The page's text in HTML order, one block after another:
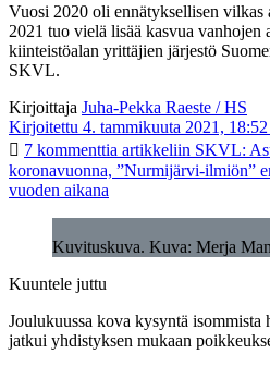
Vuosi 2020 oli ennätyksellisen vilkas
2021 tuo vielä lisää kasvua vanhojen
kiinteistöalan yrittäjien järjestö
SKVL.
Kirjoittaja Juha-Pekka Raeste / HS
Kirjoitettu 4. tammikuuta 2021, 18:52
7 kommenttia artikkeliin SKVL:
koronavuonna, ”Nurmijärvi-ilmiön”
vuoden aikana
Kuvituskuva. Kuva: Merja
Kuuntele juttu
Joulukuussa kova kysyntä isommista
jatkui yhdistyksen mukaan